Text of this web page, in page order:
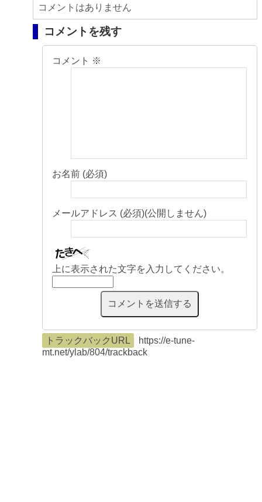
コメントはありません
コメントを残す
コメント ※
お名前 (必須)
メールアドレス (必須)(公開しません)
上に表示された文字を入力してください。
トラックバックURL
https://e-tune-
mt.net/ylab/804/trackback